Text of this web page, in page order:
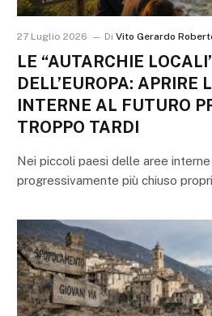
27 Luglio 2026 Di Vito Gerardo
LE “AUTARCHIE
DELL’EUROPA: APRIRE
INTERNE AL FUTURO
TROPPO TARDI
Nei piccoli paesi delle aree
progressivamente più chiuso